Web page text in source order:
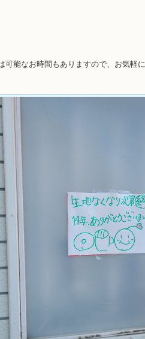
能なお時間もありますので、お気軽に